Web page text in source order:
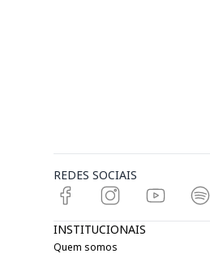
REDES SOCIAIS
INSTITUCIONAIS
Quem somos